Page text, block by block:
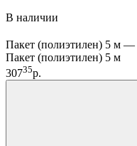
В наличии
Пакет (полиэтилен) 5 м —
Пакет (полиэтилен) 5 м
30735р.